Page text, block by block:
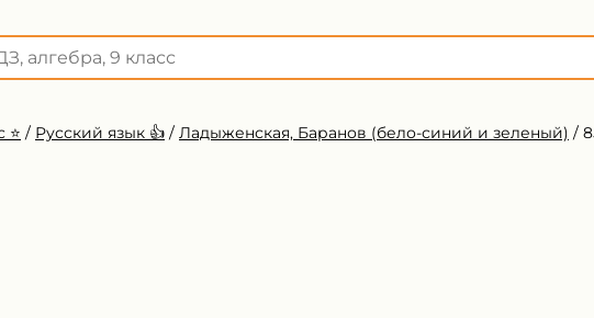
⭐️ / Русский язык 👍 / Ладыженская, Баранов (бело-синий и зеленый) /